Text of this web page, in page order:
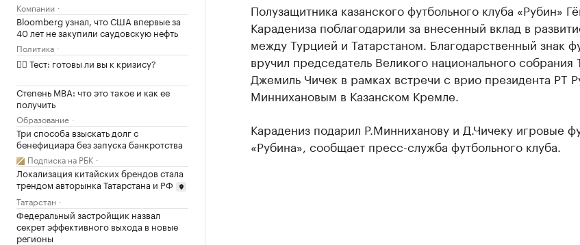
Компании
Bloomberg узнал, что США впервые за
40 лет не закупили саудовскую нефть
Политика
✍🏻 Тест: готовы ли вы к кризису?
Степень MBA: что это такое и как ее
получить
Образование
Три способа взыскать долг с
бенефициара без запуска банкротства
Подписка на РБК
Локализация китайских брендов стала
трендом авторынка Татарстана и РФ
Татарстан
Федеральный застройщик назвал
секрет эффективного выхода в новые
регионы
Полузащитника казанского футбольного клуба «Рубин»
Карадениза поблагодарили за внесенный вклад в
между Турцией и Татарстаном. Благодарственный знак
вручил председатель Великого национального собрания
Джемиль Чичек в рамках встречи с врио президента РТ
Миннихановым в Казанском Кремле.
Карадениз подарил Р.Минниханову и Д.Чичеку игровые
«Рубина», сообщает пресс-служба футбольного клуба.